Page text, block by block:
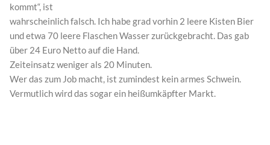
kommt“, ist
wahrscheinlich falsch. Ich habe grad vorhin 2 leere Kisten Bier
und etwa 70 leere Flaschen Wasser zurückgebracht. Das gab
über 24 Euro Netto auf die Hand.
Zeiteinsatz weniger als 20 Minuten.
Wer das zum Job macht, ist zumindest kein armes Schwein.
Vermutlich wird das sogar ein heißumkäpfter Markt.